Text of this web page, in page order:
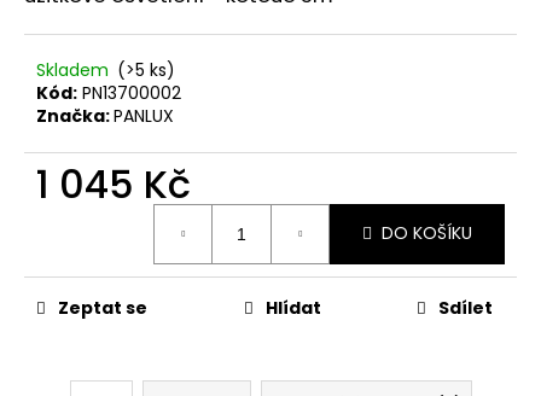
Skladem (>5 ks)
Kód: PN13700002
Značka:PANLUX
1 045 Kč
DO KOŠÍKU
Zeptat se Hlídat Sdílet
p
o
u
č
m
e
CONTROLLER